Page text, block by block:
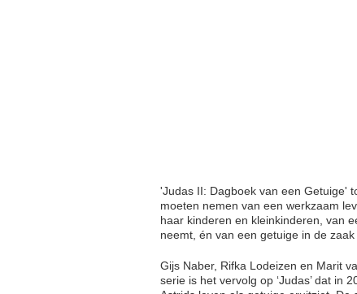
'Judas II: Dagboek van een Getuige'
moeten nemen van een werkzaam
haar kinderen en kleinkinderen, van
neemt, én van een getuige in de
Gijs Naber, Rifka Lodeizen en Marit
serie is het vervolg op ‘Judas’ dat in